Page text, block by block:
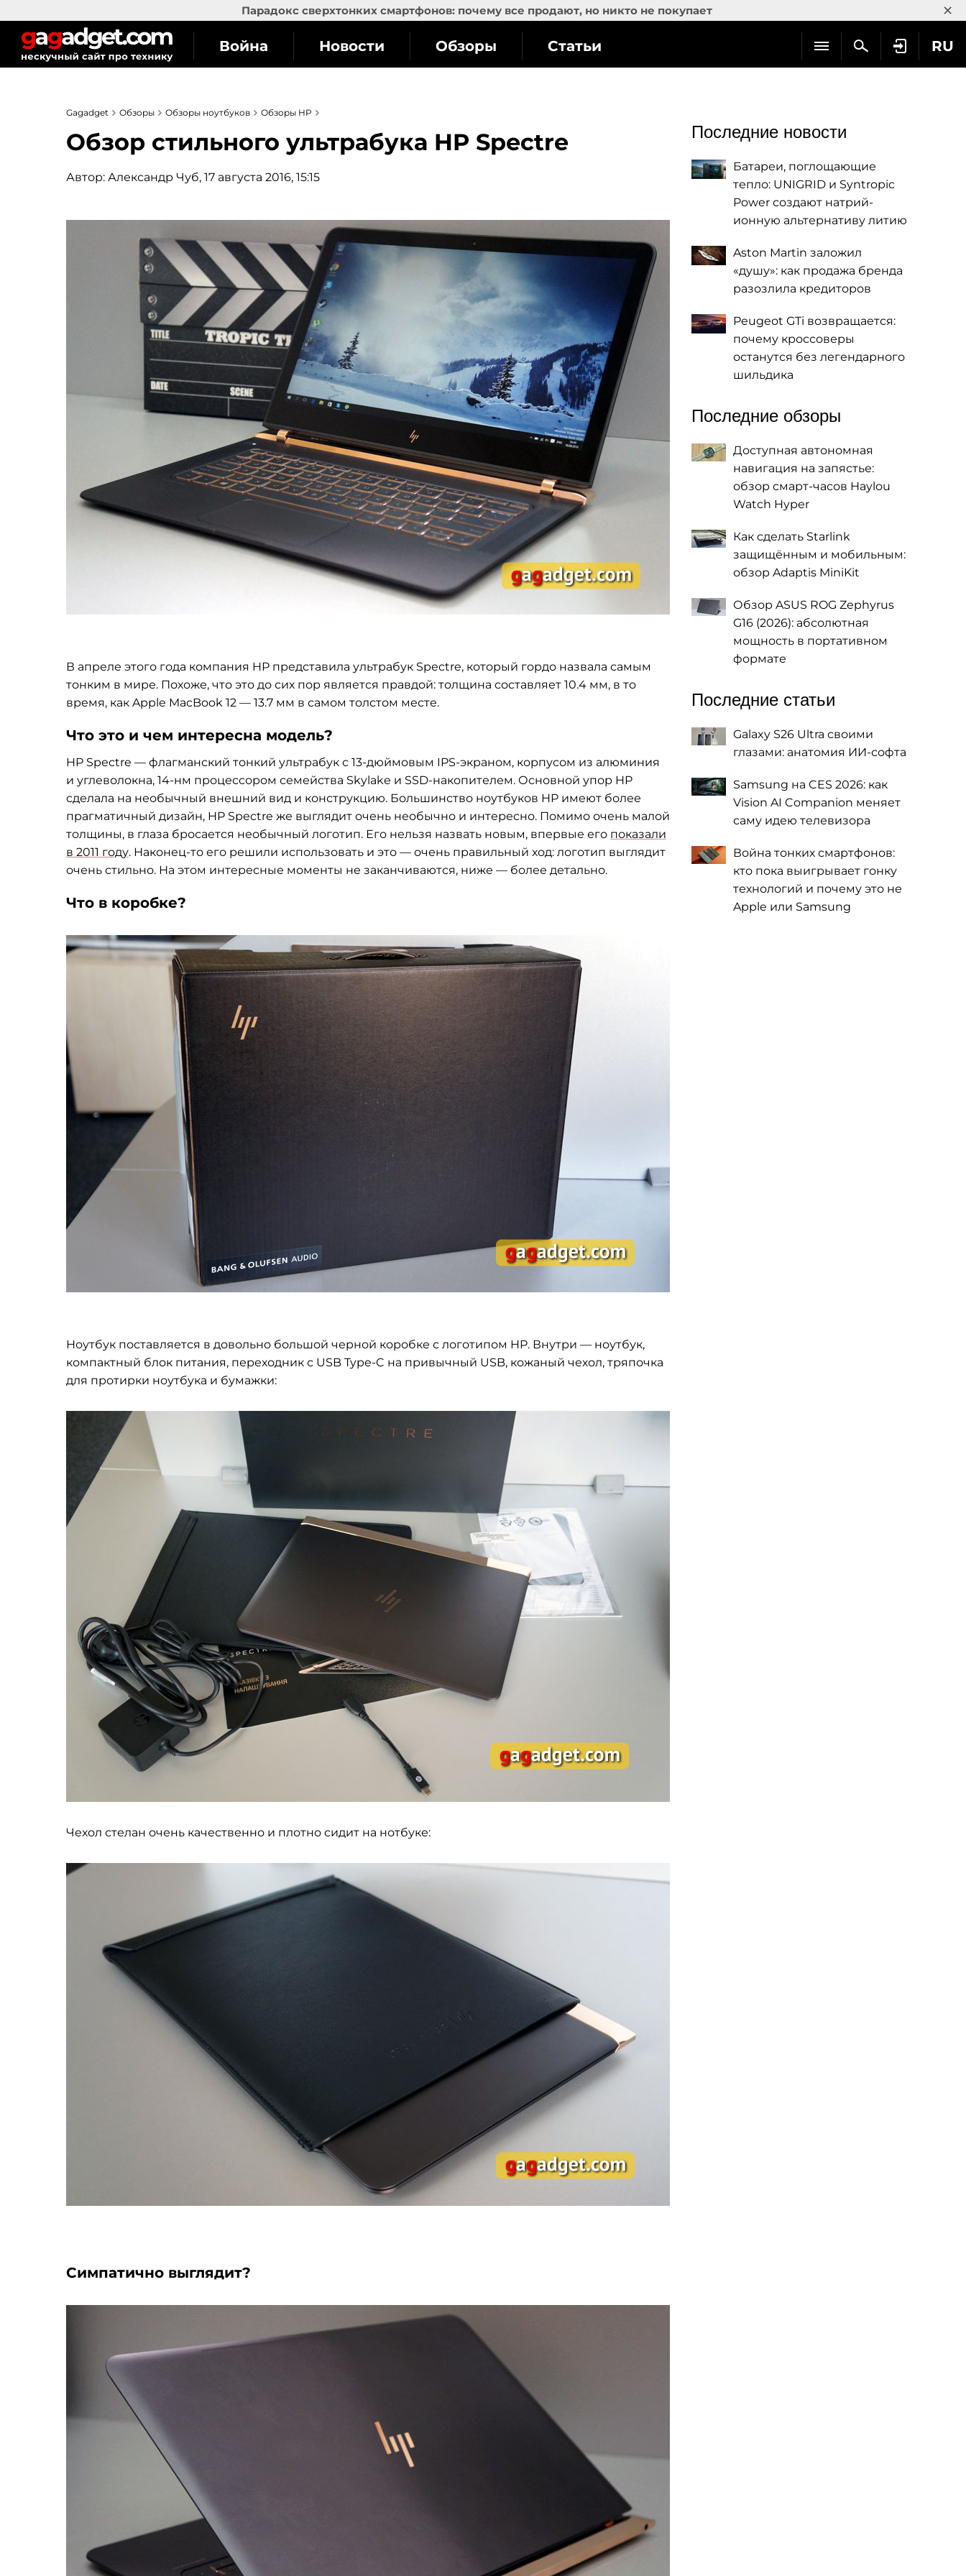
Парадокс сверхтонких смартфонов: почему все продают, но никто не покупает ×
RU
Война Новости Обзоры Статьи
Gagadget Обзоры Обзоры ноутбуков Обзоры HP
Обзор стильного ультрабука HP Spectre
Автор: Александр Чуб, 17 августа 2016, 15:15
В апреле этого года компания HP представила ультрабук Spectre, который гордо назвала самым
тонким в мире. Похоже, что это до сих пор является правдой: толщина составляет 10.4 мм, в то
время, как Apple MacBook 12 — 13.7 мм в самом толстом месте.
Что это и чем интересна модель?
HP Spectre — флагманский тонкий ультрабук с 13-дюймовым IPS-экраном, корпусом из алюминия
и углеволокна, 14-нм процессором семейства Skylake и SSD-накопителем. Основной упор HP
сделала на необычный внешний вид и конструкцию. Большинство ноутбуков HP имеют более
прагматичный дизайн, HP Spectre же выглядит очень необычно и интересно. Помимо очень малой
толщины, в глаза бросается необычный логотип. Его нельзя назвать новым, впервые его показали
в 2011 году. Наконец-то его решили использовать и это — очень правильный ход: логотип выглядит
очень стильно. На этом интересные моменты не заканчиваются, ниже — более детально.
Что в коробке?
Ноутбук поставляется в довольно большой черной коробке с логотипом HP. Внутри — ноутбук,
компактный блок питания, переходник с USB Type-C на привычный USB, кожаный чехол, тряпочка
для протирки ноутбука и бумажки:
Чехол стелан очень качественно и плотно сидит на нотбуке:
Симпатично выглядит?
Последние новости
Батареи, поглощающие
тепло: UNIGRID и Syntropic
Power создают натрий-
ионную альтернативу литию
Aston Martin заложил
«душу»: как продажа бренда
разозлила кредиторов
Peugeot GTi возвращается:
почему кроссоверы
останутся без легендарного
шильдика
Последние обзоры
Доступная автономная
навигация на запястье:
обзор смарт-часов Haylou
Watch Hyper
Как сделать Starlink
защищённым и мобильным:
обзор Adaptis MiniKit
Обзор ASUS ROG Zephyrus
G16 (2026): абсолютная
мощность в портативном
формате
Последние статьи
Galaxy S26 Ultra своими
глазами: анатомия ИИ-софта
Samsung на CES 2026: как
Vision AI Companion меняет
саму идею телевизора
Война тонких смартфонов:
кто пока выигрывает гонку
технологий и почему это не
Apple или Samsung